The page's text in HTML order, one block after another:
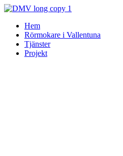
Skip
contentHem
Rörmokare i Vallentuna
Tjänster
Projekt